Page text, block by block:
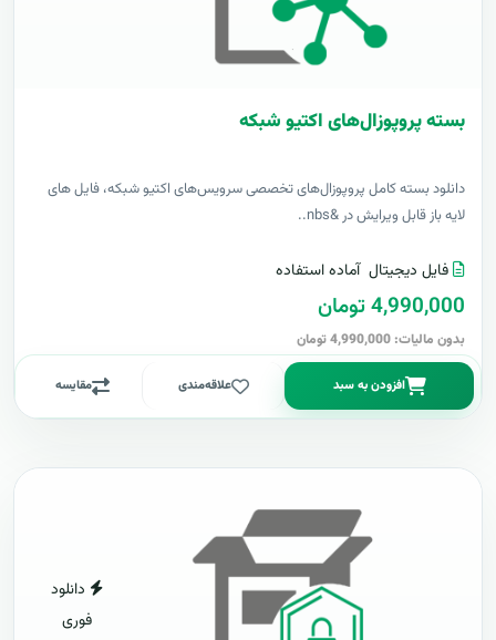
بسته پروپوزال‌های اکتیو شبکه
دانلود بسته کامل پروپوزال‌های تخصصی سرویس‌های اکتیو شبکه، فایل های
لایه باز قابل ویرایش در &nbs..
فایل دیجیتال آماده استفاده
4,990,000 تومان
بدون مالیات: 4,990,000 تومان
افزودن به سبد علاقه‌مندی مقایسه
دانلود
فوری